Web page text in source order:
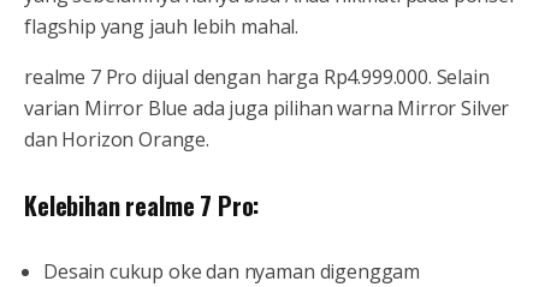
flagship yang jauh lebih mahal.
realme 7 Pro dijual dengan harga Rp4.999.000. Selain
varian Mirror Blue ada juga pilihan warna Mirror Silver
dan Horizon Orange.
Kelebihan realme 7 Pro:
Desain cukup oke dan nyaman digenggam